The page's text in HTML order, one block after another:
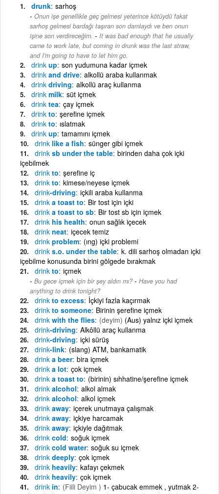
drunk sarhoş
Onun işe genellikle geç gelmesi yeterince kötüydü fakat
sarhoş gelmesi bardağı taşıran son damlaydı ve ben onun
işine son verdireceğim. - It was bad enough that he usually
came to work late, but coming in drunk was the last straw,
and I'm going to have to let him go.
drink up son yudumuna kadar içmek
drink and drive alkollü araba kullanmak
drink driving alkollü araç kullanma
drink milk süt içmek
drink tea çay içmek
drink to şerefine içmek
drink to ıslatmak
drink up tamamını içmek
drink like a fish sünger gibi içmek
drink sb under the table birinden daha çok içki
içebilmek
drink to şerefine iç
drink to kimese/neyese içmek
drink-driving içkili araba kullanma
drink a toast to Bir tost için içki
drink a toast to sb Bir tost sb için içmek
drink his health onun sağlık içecek
drink neat içecek temiz
drink problem (ıng) içki problemi
drink s.o. under the table k. dili sarhoş olmadan içki
içebilme konusunda birini gölgede bırakmak
drink to içmek
Bu gece içmek için bir şey aldın mı? - Have you had
anything to drink tonight?
drink to excess İçkiyi fazla kaçırmak
drink to someone Birinin şerefine içmek
drink with the flies (deyim) (Aus) yalnız içki içmek
drink-driving Alkôllü araç kullanma
drink-driving içki sürüş
drink-link (slang) ATM, bankamatik
drink a beer bira içmek
drink a lot çok içmek
drink a toast to (birinin) sıhhatine/şerefine içmek
drink alcohol alkol almak
drink alcohol alkol içmek
drink away içerek unutmaya çalışmak
drink away içkiye harcamak
drink away içkiyle dağıtmak
drink cold soğuk içmek
drink cold water soğuk su içmek
drink deeply çok içmek
drink heavily kafayı çekmek
drink heavily çok içmek
drink in (Fiili Deyim ) 1- çabucak emmek , yutmak 2-